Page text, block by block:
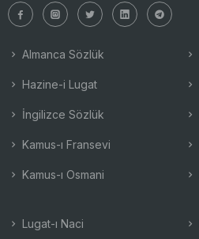
Almanca Sözlük
Hazine-i Lugat
İngilizce Sözlük
Kamus-ı Fransevi
Kamus-ı Osmani
Lugat-ı Naci